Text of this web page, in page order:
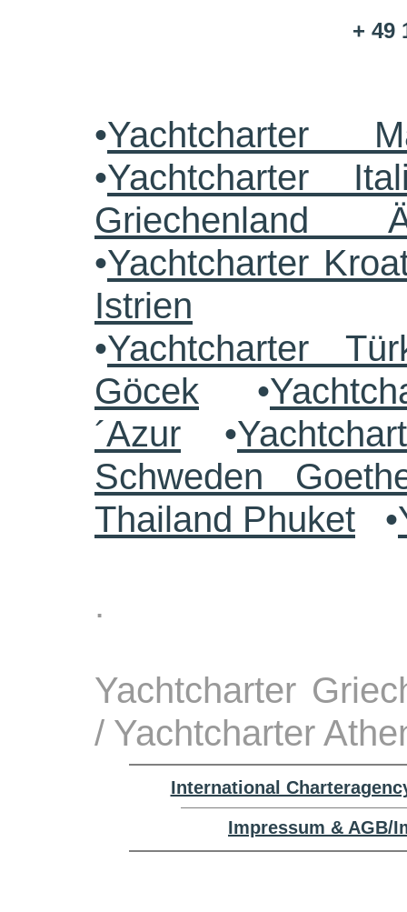
+ 49
•Yachtcharter
•Yachtcharter
Griechenland
•Yachtcharter
Istrien
•Yachtcharter
Göcek •
´Azur •
Schweden
Thailand Phuket •
.
Yachtcharter
/ Yachtcharter
International
Impressum & AGB/